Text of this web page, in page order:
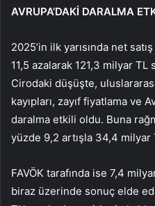
AVRUPA’DAKİ DARALMA
2025’in ilk yarısında net
11,5 azalarak 121,3 milyar
Cirodaki düşüşte,
kayıpları, zayıf fiyatlama ve
daralma etkili oldu. Buna
yüzde 9,2 artışla 34,4 milyar
FAVÖK tarafında ise 7,4
biraz üzerinde sonuç elde